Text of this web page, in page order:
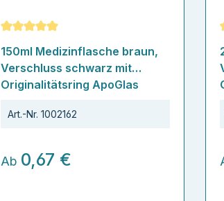
Durchschnittliche Bewertung von 5 von 5
150ml Medizinflasche braun,
Verschluss schwarz mit
Originalitätsring ApoGlas
Art.-Nr. 1002162
Ab 0,67 €